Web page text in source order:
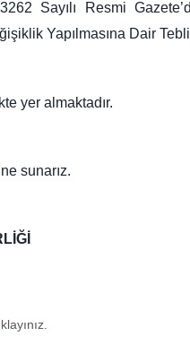
Sayılı Resmi
Yapılmasına Dair
yer almaktadır.
sunarız.